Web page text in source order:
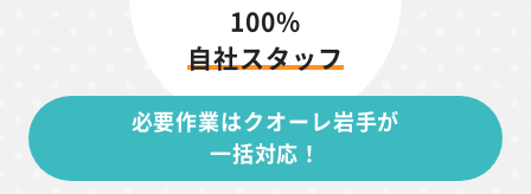
100%
自社スタッフ
必要作業はクオーレ岩手が
一括対応！